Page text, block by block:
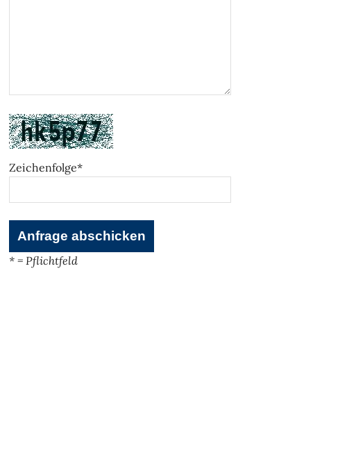
Zeichenfolge*
* = Pflichtfeld